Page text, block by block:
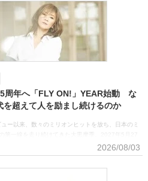
周年へ「FLY ON!」YEAR始動 な
を超えて人を励まし続けるのか
ー以来、数々のミリオンヒットを放ち、日本のミ
35周年に向け、『大黒摩季 35周年 “FLY ON!”
た。掲げるテーマは「FLY ON!（飛び続ける）」。
2026/08/03